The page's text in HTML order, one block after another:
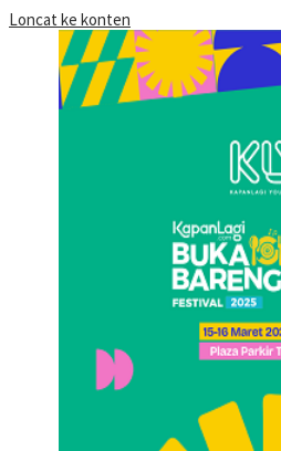
Loncat ke konten